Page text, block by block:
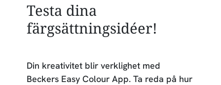
Testa dina
färgsättningsidéer!
Din kreativitet blir verklighet med
Beckers Easy Colour App. Ta reda på hur